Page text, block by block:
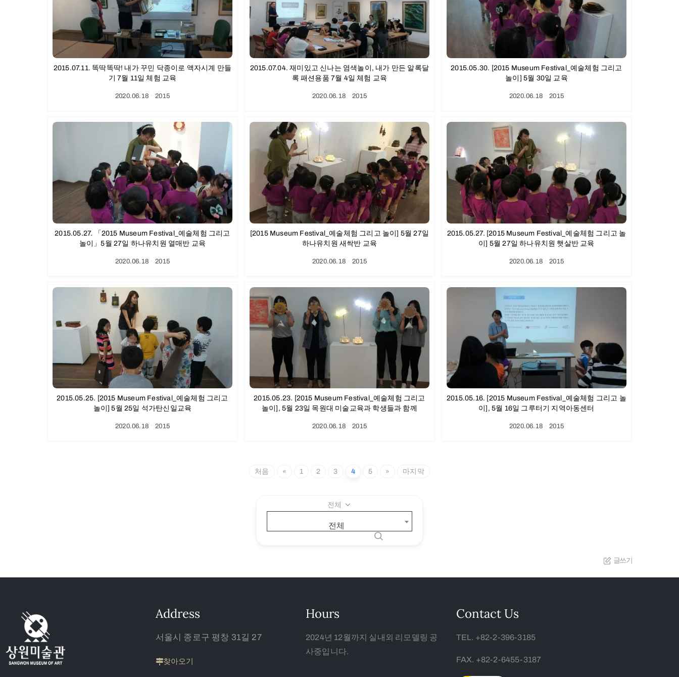
2015.07.11. 똑딱똑딱! 내가 꾸민 닥종이로 액자시계 만들
기 7월 11일 체험 교육
2020.06.18ㆍ2015
2015.07.04. 재미있고 신나는 염색놀이, 내가 만든 알록달
록 패션용품 7월 4일 체험 교육
2020.06.18ㆍ2015
2015.05.30. [2015 Museum Festival_예술체험 그리고
놀이] 5월 30일 교육
2020.06.18ㆍ2015
2015.05.27. 「2015 Museum Festival_예술체험 그리고
놀이」5월 27일 하나유치원 열매반 교육
2020.06.18ㆍ2015
[2015 Museum Festival_예술체험 그리고 놀이] 5월 27일
하나유치원 새싹반 교육
2020.06.18ㆍ2015
2015.05.27. [2015 Museum Festival_예술체험 그리고 놀
이] 5월 27일 하나유치원 햇살반 교육
2020.06.18ㆍ2015
2015.05.25. [2015 Museum Festival_예술체험 그리고
놀이] 5월 25일 석가탄신일교육
2020.06.18ㆍ2015
2015.05.23. [2015 Museum Festival_예술체험 그리고
놀이], 5월 23일 목원대 미술교육과 학생들과 함께
2020.06.18ㆍ2015
2015.05.16. [2015 Museum Festival_예술체험 그리고 놀
이], 5월 16일 그루터기 지역아동센터
2020.06.18ㆍ2015
처음 « 1 2 3 4 5 » 마지막
전체
전체
글쓰기
Address
서울시 종로구 평창 31길 27
찾아오기
Hours
2024년 12월까지 실내외 리모델링 공
사중입니다.
Contact Us
TEL. +82-2-396-3185
FAX. +82-2-6455-3187